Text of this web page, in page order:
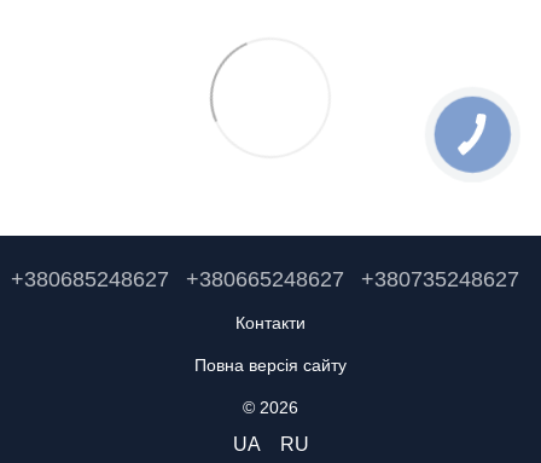
+380685248627 +380665248627 +380735248627
Контакти
Повна версія сайту
© 2026
UA RU